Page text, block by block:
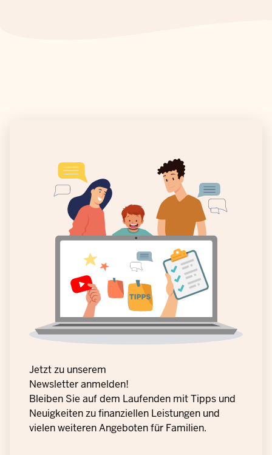
Jetzt zu unserem
Newsletter anmelden!
Bleiben Sie auf dem Laufenden mit Tipps und
Neuigkeiten zu finanziellen Leistungen und
vielen weiteren Angeboten für Familien.